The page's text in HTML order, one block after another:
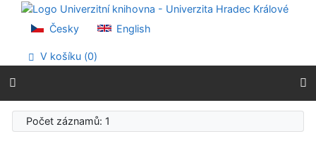
Přejít na obsah
Přejít na menu
Prohlášení o webové přístupnosti
Česky English
V košíku (0)
Počet záznamů: 1